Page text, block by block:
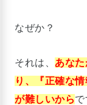
なぜか？
それは、 あな
り、『正確な
が難しいから